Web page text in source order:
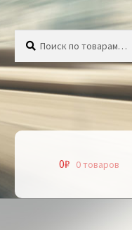
0₽ 0 товаров